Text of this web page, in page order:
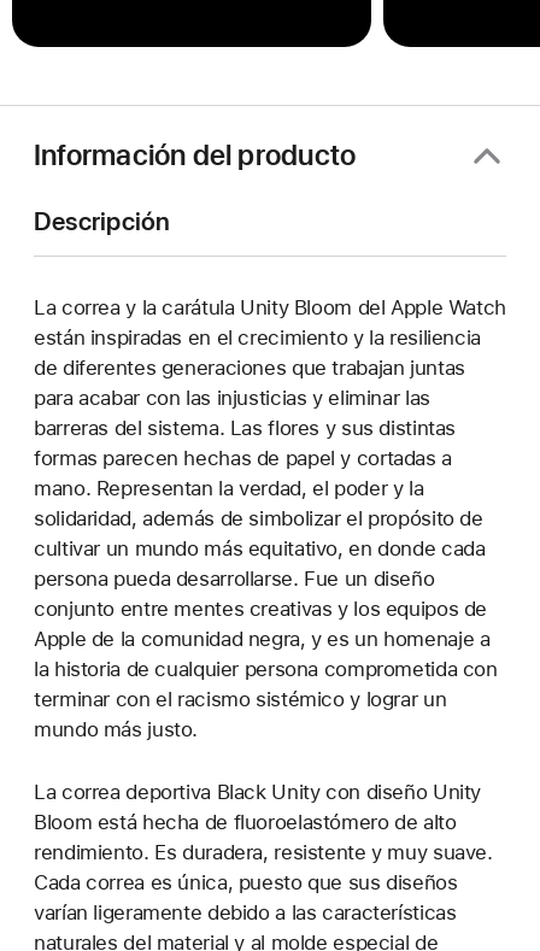
Información del producto
Descripción
La correa y la carátula Unity Bloom del Apple Watch
están inspiradas en el crecimiento y la resiliencia
de diferentes generaciones que trabajan juntas
para acabar con las injusticias y eliminar las
barreras del sistema. Las flores y sus distintas
formas parecen hechas de papel y cortadas a
mano. Representan la verdad, el poder y la
solidaridad, además de simbolizar el propósito de
cultivar un mundo más equitativo, en donde cada
persona pueda desarrollarse. Fue un diseño
conjunto entre mentes creativas y los equipos de
Apple de la comunidad negra, y es un homenaje a
la historia de cualquier persona comprometida con
terminar con el racismo sistémico y lograr un
mundo más justo.
La correa deportiva Black Unity con diseño Unity
Bloom está hecha de fluoroelastómero de alto
rendimiento. Es duradera, resistente y muy suave.
Cada correa es única, puesto que sus diseños
varían ligeramente debido a las características
naturales del material y al molde especial de